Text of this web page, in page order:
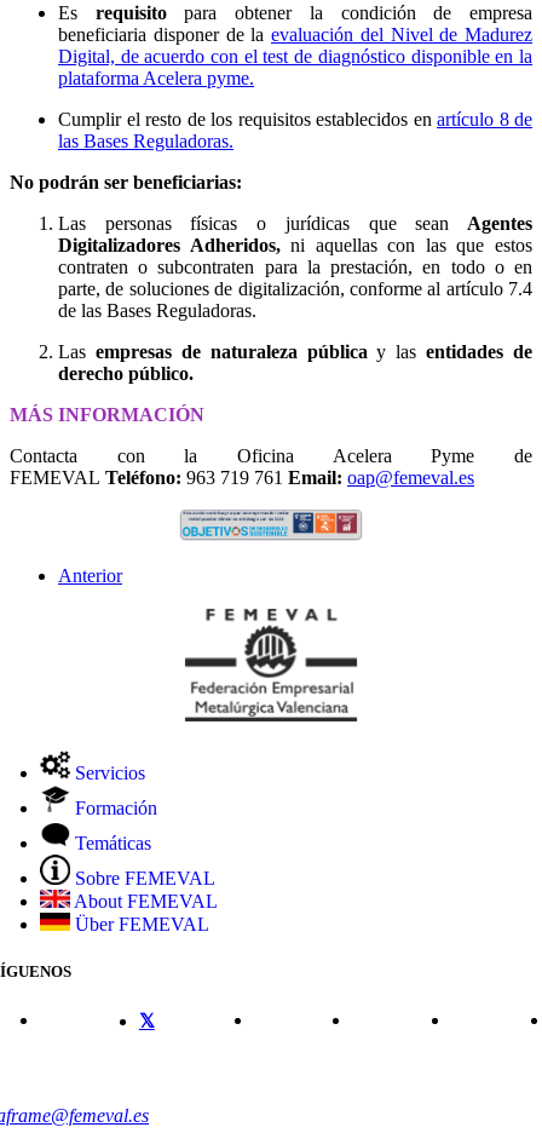
Es requisitopara obtener la condición de empresa
beneficiaria disponer de la evaluación del Nivel de Madurez
Digital, de acuerdo con el test de diagnóstico disponible en la
plataforma Acelera pyme.
Cumplir el resto de los requisitos establecidos en artículo 8 de
las Bases Reguladoras.
No podrán ser beneficiarias:
Las personas físicas o jurídicas que sean Agentes
Digitalizadores Adheridos,ni aquellas con las que estos
contraten o subcontraten para la prestación, en todo o en
parte, de soluciones de digitalización, conforme al artículo 7.4
de las Bases Reguladoras.
Las empresas de naturaleza pública y lasentidades de
derecho público.
MÁS INFORMACIÓN
Contacta con la Oficina Acelera Pyme de
FEMEVAL Teléfono: 963 719 761 Email: oap@femeval.es
Anterior
Servicios
Formación
Temáticas
Sobre FEMEVAL
About FEMEVAL
Über FEMEVAL